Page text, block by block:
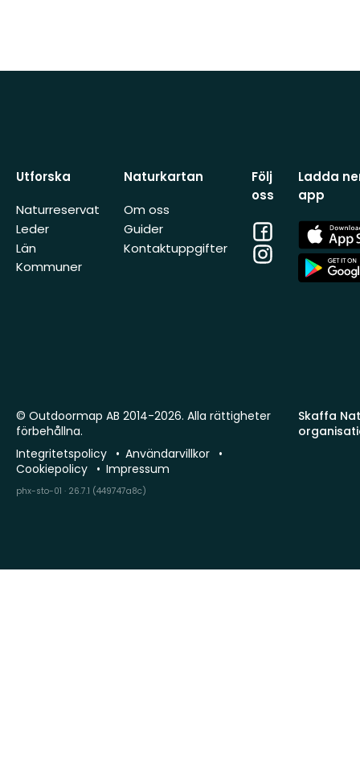
Utforska
Naturreservat
Leder
Län
Kommuner
Naturkartan
Om oss
Guider
Kontaktuppgifter
Följ
oss
Facebook
Instagram
Ladda
app
App
Store
App
Store
Skaffa
© Outdoormap AB 2014-2026. Alla rättigheter
förbehållna.
Integritetspolicy
Användarvillkor
Cookiepolicy
Impressum
phx-sto-01 · 26.7.1 (449747a8c)